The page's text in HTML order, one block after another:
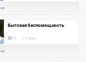
Бытовая беспомощность
0 < 1 мин.